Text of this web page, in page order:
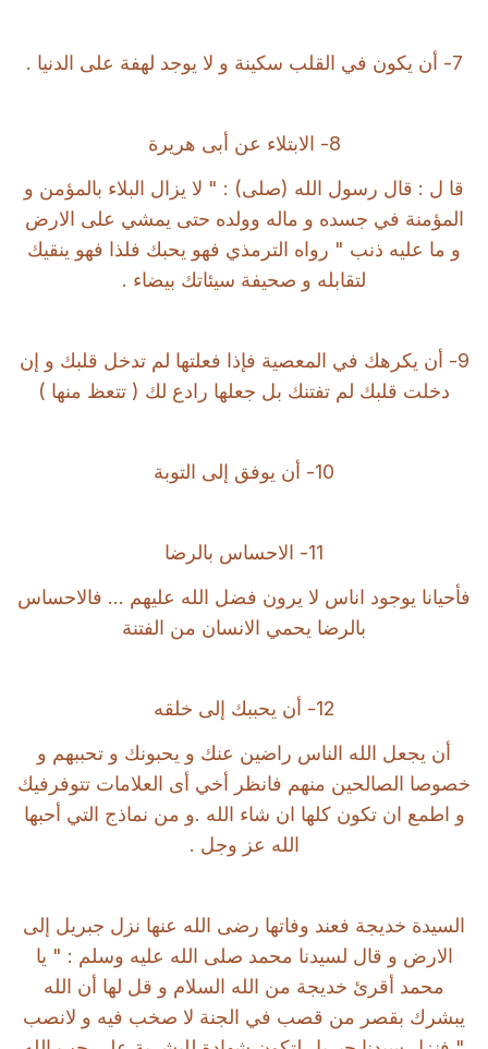
7- أن يكون في القلب سكينة و لا يوجد لهفة على الدنيا .
8- الابتلاء عن أبى هريرة
قا ل : قال رسول الله (صلى) : " لا يزال البلاء بالمؤمن و
المؤمنة في جسده و ماله وولده حتى يمشي على الارض
و ما عليه ذنب " رواه الترمذي فهو يحبك فلذا فهو ينقيك
لتقابله و صحيفة سيئاتك بيضاء .
9- أن يكرهك في المعصية فإذا فعلتها لم تدخل قلبك و إن
دخلت قلبك لم تفتنك بل جعلها رادع لك ( تتعظ منها )
10- أن يوفق إلى التوبة
11- الاحساس بالرضا
فأحيانا يوجود اناس لا يرون فضل الله عليهم ... فالاحساس
بالرضا يحمي الانسان من الفتنة
12- أن يحببك إلى خلقه
أن يجعل الله الناس راضين عنك و يحبونك و تحببهم و
خصوصا الصالحين منهم فانظر أخي أى العلامات تتوفرفيك
و اطمع ان تكون كلها ان شاء الله .و من نماذج التي أحبها
الله عز وجل .
السيدة خديجة فعند وفاتها رضى الله عنها نزل جبريل إلى
الارض و قال لسيدنا محمد صلى الله عليه وسلم : " يا
محمد أقرئ خديجة من الله السلام و قل لها أن الله
يبشرك بقصر من قصب في الجنة لا صخب فيه و لانصب